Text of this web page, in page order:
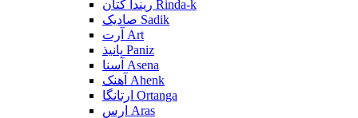
ریندا کتان Rinda-k
صادیک Sadik
آرت Art
پانیذ Paniz
آسنا Asena
آهنک Ahenk
ارتانگا Ortanga
ارس Aras